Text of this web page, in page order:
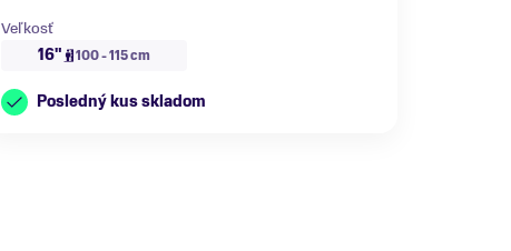
Veľkosť
16"
100 - 115 cm
Posledný kus skladom